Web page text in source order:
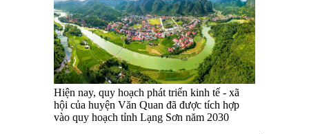
Hiện nay, quy hoạch phát triển kinh tế - xã
hội của huyện Văn Quan đã được tích hợp
vào quy hoạch tỉnh Lạng Sơn năm 2030